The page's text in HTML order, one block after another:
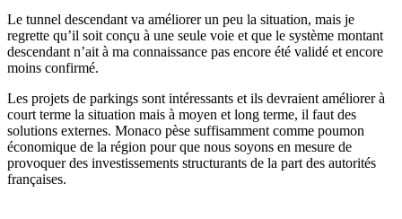
Le tunnel descendant va améliorer un peu la situation, mais je
regrette qu’il soit conçu à une seule voie et que le système montant
descendant n’ait à ma connaissance pas encore été validé et encore
moins confirmé.
Les projets de parkings sont intéressants et ils devraient améliorer à
court terme la situation mais à moyen et long terme, il faut des
solutions externes. Monaco pèse suffisamment comme poumon
économique de la région pour que nous soyons en mesure de
provoquer des investissements structurants de la part des autorités
françaises.